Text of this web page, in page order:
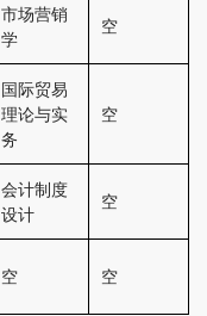
市场营销
学
空
国际贸易
理论与实
务
空
会计制度
设计
空
空 空